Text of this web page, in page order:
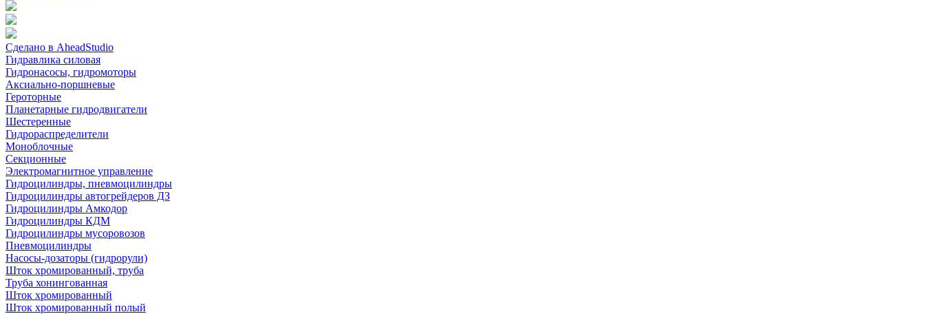
Сделано в AheadStudio
Гидравлика силовая
Гидронасосы, гидромоторы
Аксиально-поршневые
Героторные
Планетарные гидродвигатели
Шестеренные
Гидрораспределители
Моноблочные
Секционные
Электромагнитное управление
Гидроцилиндры, пневмоцилиндры
Гидроцилиндры автогрейдеров ДЗ
Гидроцилиндры Амкодор
Гидроцилиндры КДМ
Гидроцилиндры мусоровозов
Пневмоцилиндры
Насосы-дозаторы (гидрорули)
Шток хромированный, труба
Труба хонингованная
Шток хромированный
Шток хромированный полый